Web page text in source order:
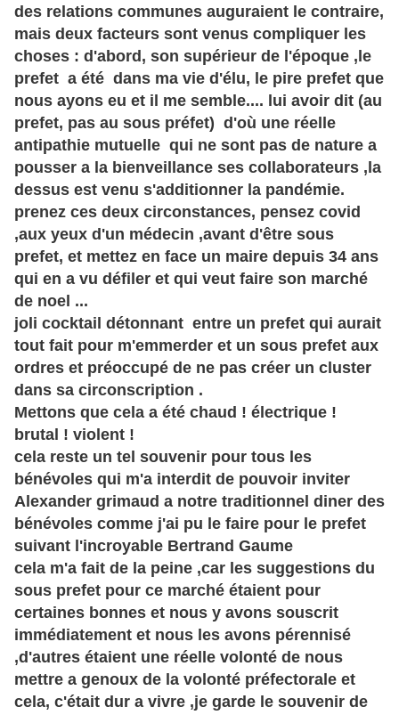
des relations communes auguraient le contraire,
mais deux facteurs sont venus compliquer les
choses : d'abord, son supérieur de l'époque ,le
prefet a été dans ma vie d'élu, le pire prefet que
nous ayons eu et il me semble.... lui avoir dit (au
prefet, pas au sous préfet) d'où une réelle
antipathie mutuelle qui ne sont pas de nature a
pousser a la bienveillance ses collaborateurs ,la
dessus est venu s'additionner la pandémie.
prenez ces deux circonstances, pensez covid
,aux yeux d'un médecin ,avant d'être sous
prefet, et mettez en face un maire depuis 34 ans
qui en a vu défiler et qui veut faire son marché
de noel ...
joli cocktail détonnant entre un prefet qui aurait
tout fait pour m'emmerder et un sous prefet aux
ordres et préoccupé de ne pas créer un cluster
dans sa circonscription .
Mettons que cela a été chaud ! électrique !
brutal ! violent !
cela reste un tel souvenir pour tous les
bénévoles qui m'a interdit de pouvoir inviter
Alexander grimaud a notre traditionnel diner des
bénévoles comme j'ai pu le faire pour le prefet
suivant l'incroyable Bertrand Gaume
cela m'a fait de la peine ,car les suggestions du
sous prefet pour ce marché étaient pour
certaines bonnes et nous y avons souscrit
immédiatement et nous les avons pérennisé
,d'autres étaient une réelle volonté de nous
mettre a genoux de la volonté préfectorale et
cela, c'était dur a vivre ,je garde le souvenir de